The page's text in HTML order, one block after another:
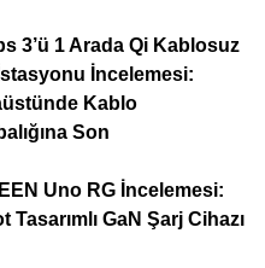
3’ü 1 Arada Qi Kablosuz
İncelemesi:
Kablo
Son
Uno RG İncelemesi:
Tasarımlı GaN Şarj Cihazı